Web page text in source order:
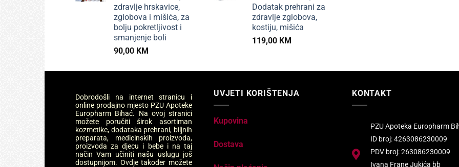
zdravlje hrskavice,
zglobova i mišića, za
bolju pokretljivost i
smanjenje boli
90,00 KM
Dodatak prehrani za
zdravlje zglobova,
kostiju, mišića
119,00 KM
Dobrodošli na internet stranicu i
online prodajno mjesto PZU Apoteke
Europharm Bihać. Na ovoj stranici
možete poručiti širok asortiman
kozmetike, dodataka prehrani, biljnih
preparata, medicinskih proizvoda,
proizvoda za djecu i bebe i na taj
način Vam učiniti našu uslugu još
dostupnijom. Ovdje također možete
UVJETI KORIŠTENJA
Kupovina
Dostava
KONTAKT
PZU Apoteka Europharm
ID broj: 4263086230009
PDV broj: 263086230009
Ivana Frane Jukića bb